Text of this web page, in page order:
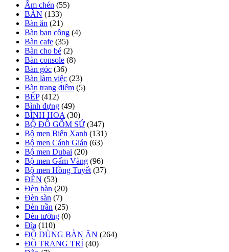
Ấm chén (55)
BÀN (133)
Bàn ăn (21)
Bàn ban công (4)
Bàn cafe (35)
Bàn cho bé (2)
Bàn console (8)
Bàn góc (36)
Bàn làm việc (23)
Bàn trang điểm (5)
BẾP (412)
Bình đựng (49)
BÌNH HOA (30)
BỘ ĐỒ GỐM SỨ (347)
Bộ men Biển Xanh (131)
Bộ men Cánh Gián (63)
Bộ men Dubai (20)
Bộ men Gấm Vàng (96)
Bộ men Hồng Tuyết (37)
ĐÈN (53)
Đèn bàn (20)
Đèn sàn (7)
Đèn trần (25)
Đèn tường (0)
Đĩa (110)
ĐỒ DÙNG BÀN ĂN (264)
ĐỒ TRANG TRÍ (40)